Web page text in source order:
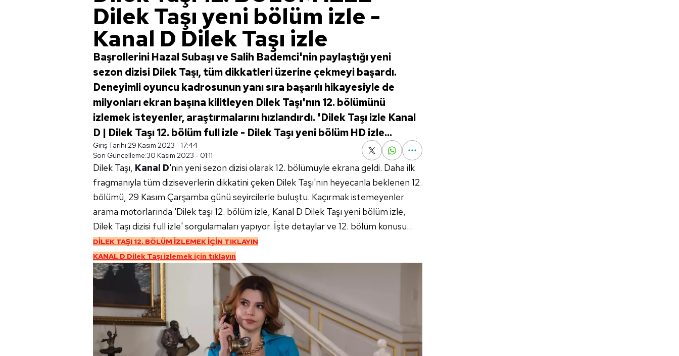
Dilek Taşı yeni bölüm izle -
Kanal D Dilek Taşı izle
Başrollerini Hazal Subaşı ve Salih Bademci'nin paylaştığı yeni
sezon dizisi Dilek Taşı, tüm dikkatleri üzerine çekmeyi başardı.
Deneyimli oyuncu kadrosunun yanı sıra başarılı hikayesiyle de
milyonları ekran başına kilitleyen Dilek Taşı'nın 12. bölümünü
izlemek isteyenler, araştırmalarını hızlandırdı. 'Dilek Taşı izle Kanal
D | Dilek Taşı 12. bölüm full izle - Dilek Taşı yeni bölüm HD izle...
Giriş Tarihi:29 Kasım 2023 - 17:44
Son Güncelleme:30 Kasım 2023 - 01:11
Dilek Taşı, Kanal D'nin yeni sezon dizisi olarak 12. bölümüyle ekrana geldi. Daha ilk
fragmanıyla tüm diziseverlerin dikkatini çeken Dilek Taşı'nın heyecanla beklenen 12.
bölümü, 29 Kasım Çarşamba günü seyircilerle buluştu. Kaçırmak istemeyenler
arama motorlarında 'Dilek taşı 12. bölüm izle, Kanal D Dilek Taşı yeni bölüm izle,
Dilek Taşı dizisi full izle' sorgulamaları yapıyor. İşte detaylar ve 12. bölüm konusu...
DİLEK TAŞI 12. BÖLÜM İZLEMEK İÇİN TIKLAYIN
KANAL D Dilek Taşı izlemek için tıklayın